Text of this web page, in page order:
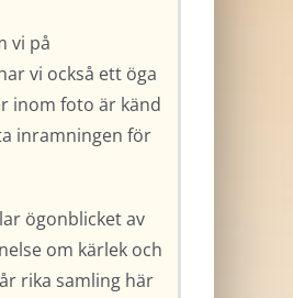
vi på
vi också ett öga
inom foto är känd
inramningen för
ögonblicket av
om kärlek och
rika samling här